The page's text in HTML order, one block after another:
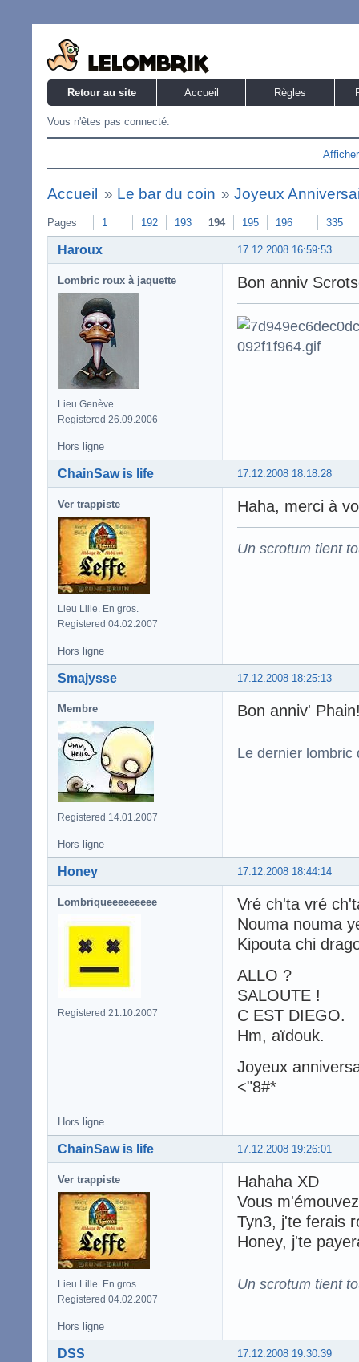
Retour au site Accueil Règles
Vous n'êtes pas connecté.
Accueil » Le bar du coin »Joyeux
Pages 1 192 193 194 195 196 335
17.12.2008 16:59:53
Haroux
Lombric roux à jaquette
Lieu Genève
Registered 26.09.2006
Bon anniv
Hors ligne
17.12.2008 18:18:28
ChainSaw is life
Ver trappiste
Lieu Lille. En gros.
Registered 04.02.2007
Haha, merci à
Un scrotum tient
Hors ligne
17.12.2008 18:25:13
Smajysse
Membre
Registered 14.01.2007
Bon anniv'
Le dernier lombric
Hors ligne
17.12.2008 18:44:14
Honey
Lombriqueeeeeeeee
Registered 21.10.2007
Vré ch'ta vré
Nouma nouma
Kipouta chi
ALLO ?
SALOUTE !
C EST DIEGO.
Hm, aïdouk.
Joyeux
<"8#*
Hors ligne
17.12.2008 19:26:01
ChainSaw is life
Ver trappiste
Lieu Lille. En gros.
Registered 04.02.2007
Hahaha XD
Vous
Tyn3, j'te ferais
Honey, j'te
Un scrotum tient
Hors ligne
17.12.2008 19:30:39
DSS